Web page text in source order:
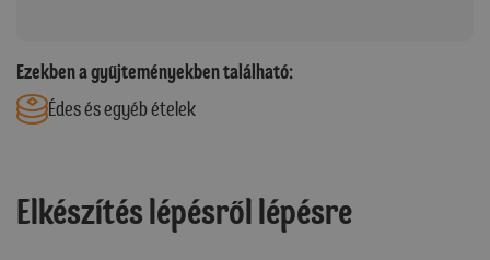
Ezekben a gyűjteményekben található:
Édes és egyéb ételek
Elkészítés lépésről lépésre